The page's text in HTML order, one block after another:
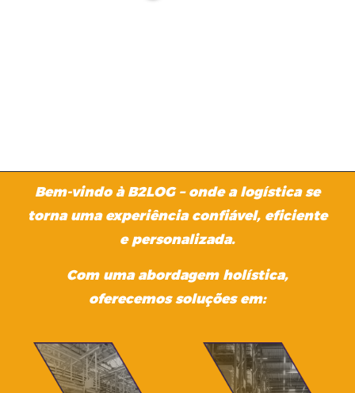
Bem-vindo à B2LOG – onde a logística se
torna uma experiência confiável, eficiente
e personalizada.
Com uma abordagem holística,
oferecemos soluções em: